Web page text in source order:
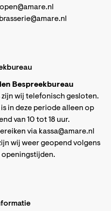
open@amare.nl
brasserie@amare.nl
Bespreekbureau
wij telefonisch gesloten.
in deze periode alleen op
van 10 tot 18 uur.
via kassa@amare.nl
wij weer geopend volgens
.